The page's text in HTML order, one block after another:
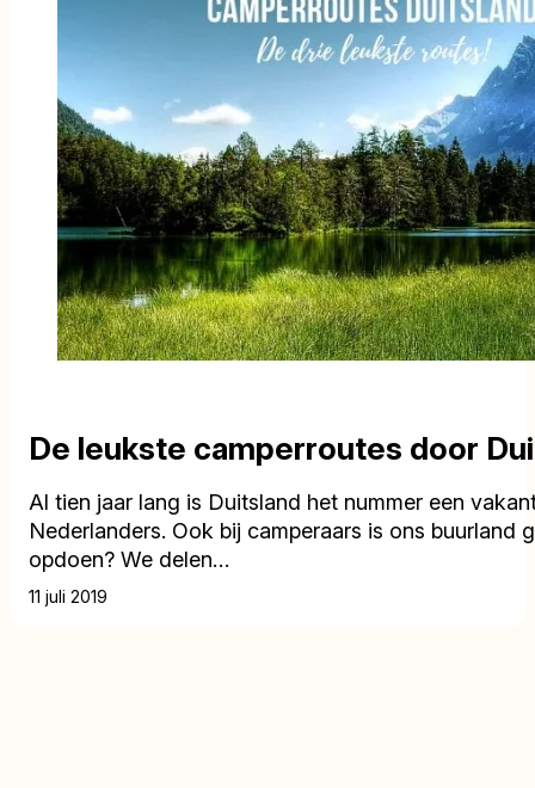
De leukste camperroutes door
Al tien jaar lang is Duitsland het nummer een
Nederlanders. Ook bij camperaars is ons buurland
opdoen? We delen…
11 juli 2019